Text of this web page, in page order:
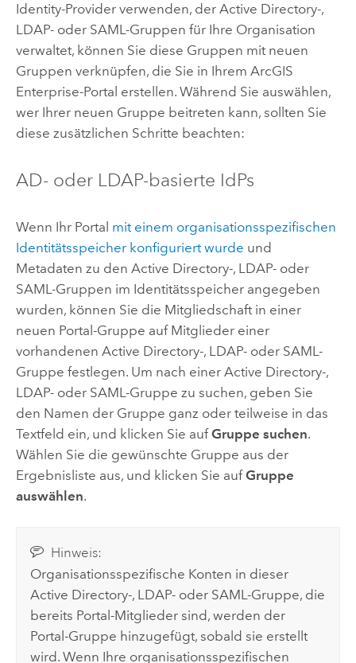
Identity-Provider verwenden, der Active Directory-,
LDAP- oder SAML-Gruppen für Ihre Organisation
verwaltet, können Sie diese Gruppen mit neuen
Gruppen verknüpfen, die Sie in Ihrem ArcGIS
Enterprise-Portal erstellen. Während Sie auswählen,
wer Ihrer neuen Gruppe beitreten kann, sollten Sie
diese zusätzlichen Schritte beachten:
AD- oder LDAP-basierte IdPs
Wenn Ihr Portal mit einem organisationsspezifischen
Identitätsspeicher konfiguriert wurde und
Metadaten zu den Active Directory-, LDAP- oder
SAML -Gruppen im Identitätsspeicher angegeben
wurden, können Sie die Mitgliedschaft in einer
neuen Portal-Gruppe auf Mitglieder einer
vorhandenen Active Directory-, LDAP- oder SAML -
Gruppe festlegen. Um nach einer Active Directory-,
LDAP- oder SAML -Gruppe zu suchen, geben Sie
den Namen der Gruppe ganz oder teilweise in das
Textfeld ein, und klicken Sie aufGruppe suchen.
Wählen Sie die gewünschte Gruppe aus der
Ergebnisliste aus, und klicken Sie aufGruppe
auswählen.
Hinweis:
Organisationsspezifische Konten in dieser
Active Directory-, LDAP- oder SAML-Gruppe, die
bereits Portal-Mitglieder sind, werden der
Portal-Gruppe hinzugefügt, sobald sie erstellt
wird. Wenn Ihre organisationsspezifischen